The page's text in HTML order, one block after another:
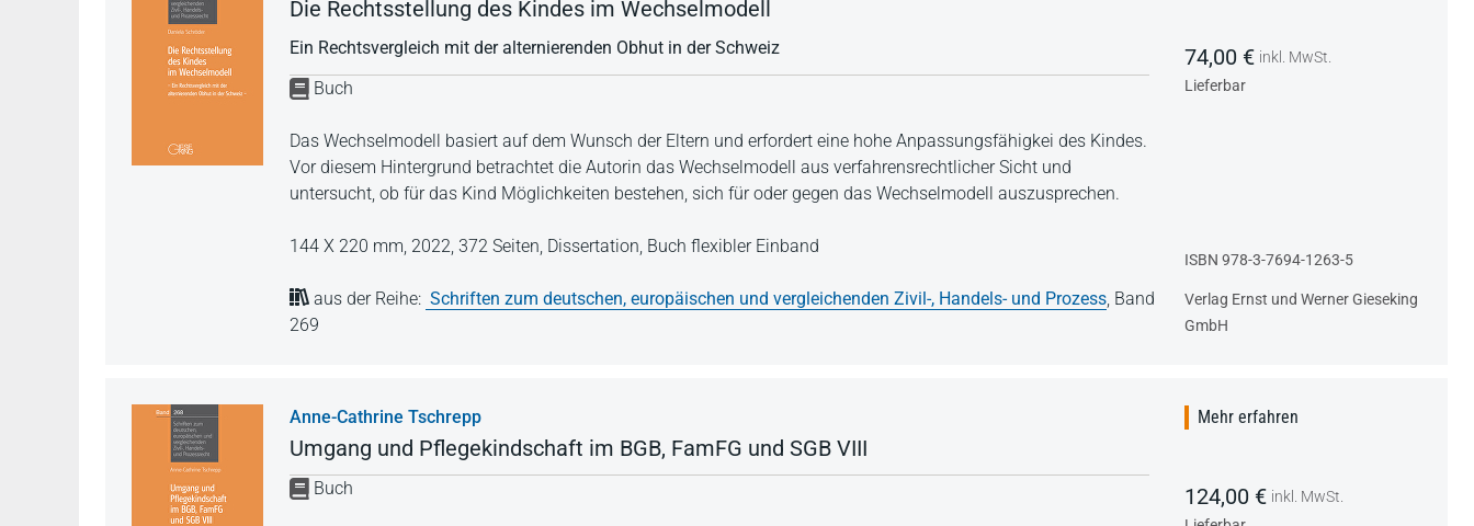
Die Rechtsstellung des Kindes im Wechselmodell
Ein Rechtsvergleich mit der alternierenden Obhut in der Schweiz
Buch
Das Wechselmodell basiert auf dem Wunsch der Eltern und erfordert eine hohe Anpassungsfähigkei des Kindes.
Vor diesem Hintergrund betrachtet die Autorin das Wechselmodell aus verfahrensrechtlicher Sicht und
untersucht, ob für das Kind Möglichkeiten bestehen, sich für oder gegen das Wechselmodell auszusprechen.
144 X 220 mm, 2022, 372 Seiten, Dissertation, Buch flexibler Einband
aus der Reihe: Schriften zum deutschen, europäischen und vergleichenden Zivil-, Handels- und Prozess, Band
269
74,00 € inkl. MwSt.
Lieferbar
ISBN 978-3-7694-1263-5
Verlag Ernst und Werner Gieseking
GmbH
Anne-Cathrine Tschrepp
Umgang und Pflegekindschaft im BGB, FamFG und SGB VIII
Buch
Mehr erfahren
124,00 € inkl. MwSt.